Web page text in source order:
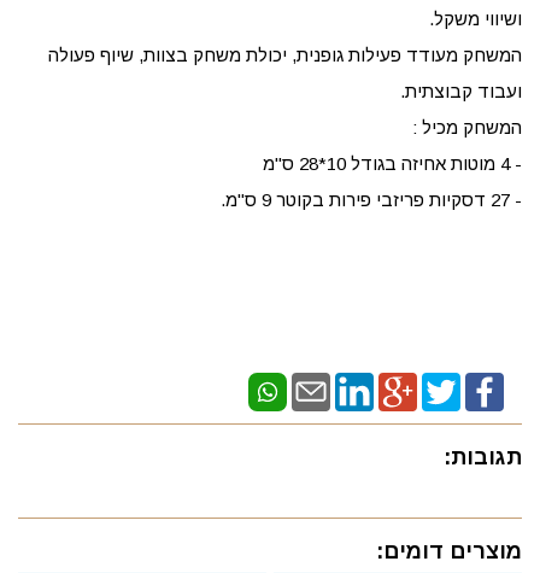
ושיווי משקל.
המשחק מעודד פעילות גופנית, יכולת משחק בצוות, שיוף פעולה
ועבוד קבוצתית.
המשחק מכיל :
- 4 מוטות אחיזה בגודל 10*28 ס"מ
- 27 דסקיות פריזבי פירות בקוטר 9 ס"מ.
תגובות:
מוצרים דומים: